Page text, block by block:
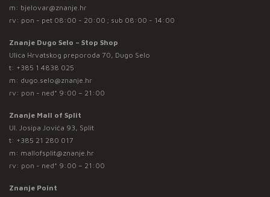
m: bjelovar@znanje.hr
rv: pon - pet 08:00 - 20:00 ; sub 08:00 - 14:00
Znanje Dugo Selo – Stop Shop
Ulica Hrvatskog preporoda 70, Dugo Selo
t: +385 1 4838 025
m: dugo.selo@znanje.hr
rv: pon - ned* 9:00 – 21:00
Znanje Mall of Split
Ul. Josipa Jovića 93, Split
t: +385 21 280 017
m: mallofsplit@znanje.hr
rv: pon - ned* 9:00 – 21:00
Znanje Point